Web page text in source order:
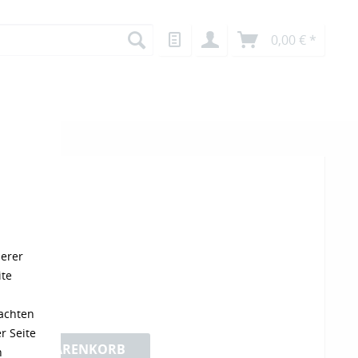
Seite
0,00 € *
DEN WARENKORB